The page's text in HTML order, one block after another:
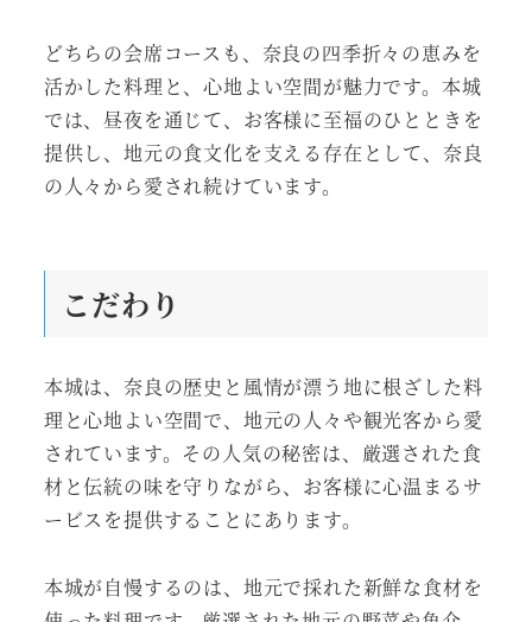
どちらの会席コースも、奈良の四季折々の恵みを
活かした料理と、心地よい空間が魅力です。本城
では、昼夜を通じて、お客様に至福のひとときを
提供し、地元の食文化を支える存在として、奈良
の人々から愛され続けています。
こだわり
本城は、奈良の歴史と風情が漂う地に根ざした料
理と心地よい空間で、地元の人々や観光客から愛
されています。その人気の秘密は、厳選された食
材と伝統の味を守りながら、お客様に心温まるサ
ービスを提供することにあります。
本城が自慢するのは、地元で採れた新鮮な食材を